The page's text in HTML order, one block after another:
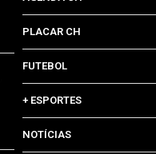
PLACAR CH
FUTEBOL
+ ESPORTES
NOTÍCIAS